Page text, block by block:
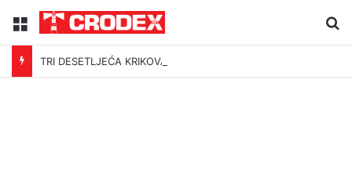
Menu
TRI DESETLJEĆA KRIKOVA OČAJNIKA